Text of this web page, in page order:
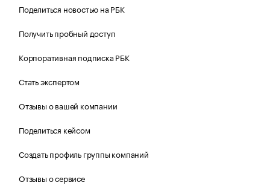
Поделиться новостью на РБК
Получить пробный доступ
Корпоративная подписка РБК
Стать экспертом
Отзывы о вашей компании
Поделиться кейсом
Создать профиль группы компаний
Отзывы о сервисе